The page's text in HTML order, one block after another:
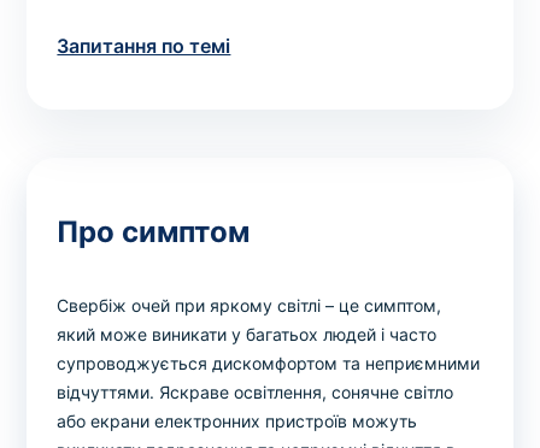
Запитання по темі
Про симптом
Свербіж очей при яркому світлі – це симптом,
який може виникати у багатьох людей і часто
супроводжується дискомфортом та неприємними
відчуттями. Яскраве освітлення, сонячне світло
або екрани електронних пристроїв можуть